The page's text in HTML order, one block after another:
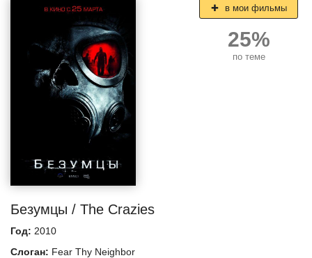
Безумцы / The Crazies
Год: 2010
Слоган: Fear Thy Neighbor
в мои фильмы
25%
по теме